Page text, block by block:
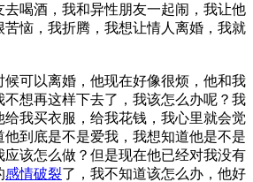
喝酒，我和异性朋友一起闹，我让他
恼，我折腾，我想让情人离婚，我就
可以离婚，他现在好像很烦，他和我
不想再这样下去了，我该怎么办呢？我
我买衣服，给我花钱，我心里就会觉
到底是不是爱我，我想知道他是不是
该怎么做？但是现在他已经对我没有
感情破裂了，我不知道该怎么办，他好